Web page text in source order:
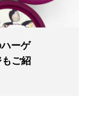
ーゲ
ご紹